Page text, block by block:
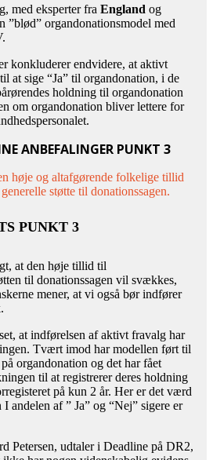
med eksperter fra England og
”blød” organdonationsmodel med
konkluderer endvidere, at aktivt
at sige “Ja” til organdonation, i de
holdning til organdonation
om organdonation bliver lettere for
ANBEFALINGER PUNKT 3
høje og altafgørende folkelige tillid
støtte til donationssagen.
PUNKT 3
at den høje tillid til
til donationssagen vil svækkes,
mener, at vi også bør indfører
at indførelsen af aktivt fravalg har
Tvært imod har modellen ført til
organdonation og det har fået
til at registrerer deres holdning
på kun 2 år. Her er det værd
andelen af ” Ja” og “Nej” sigere er
Petersen, udtaler i Deadline på DR2,